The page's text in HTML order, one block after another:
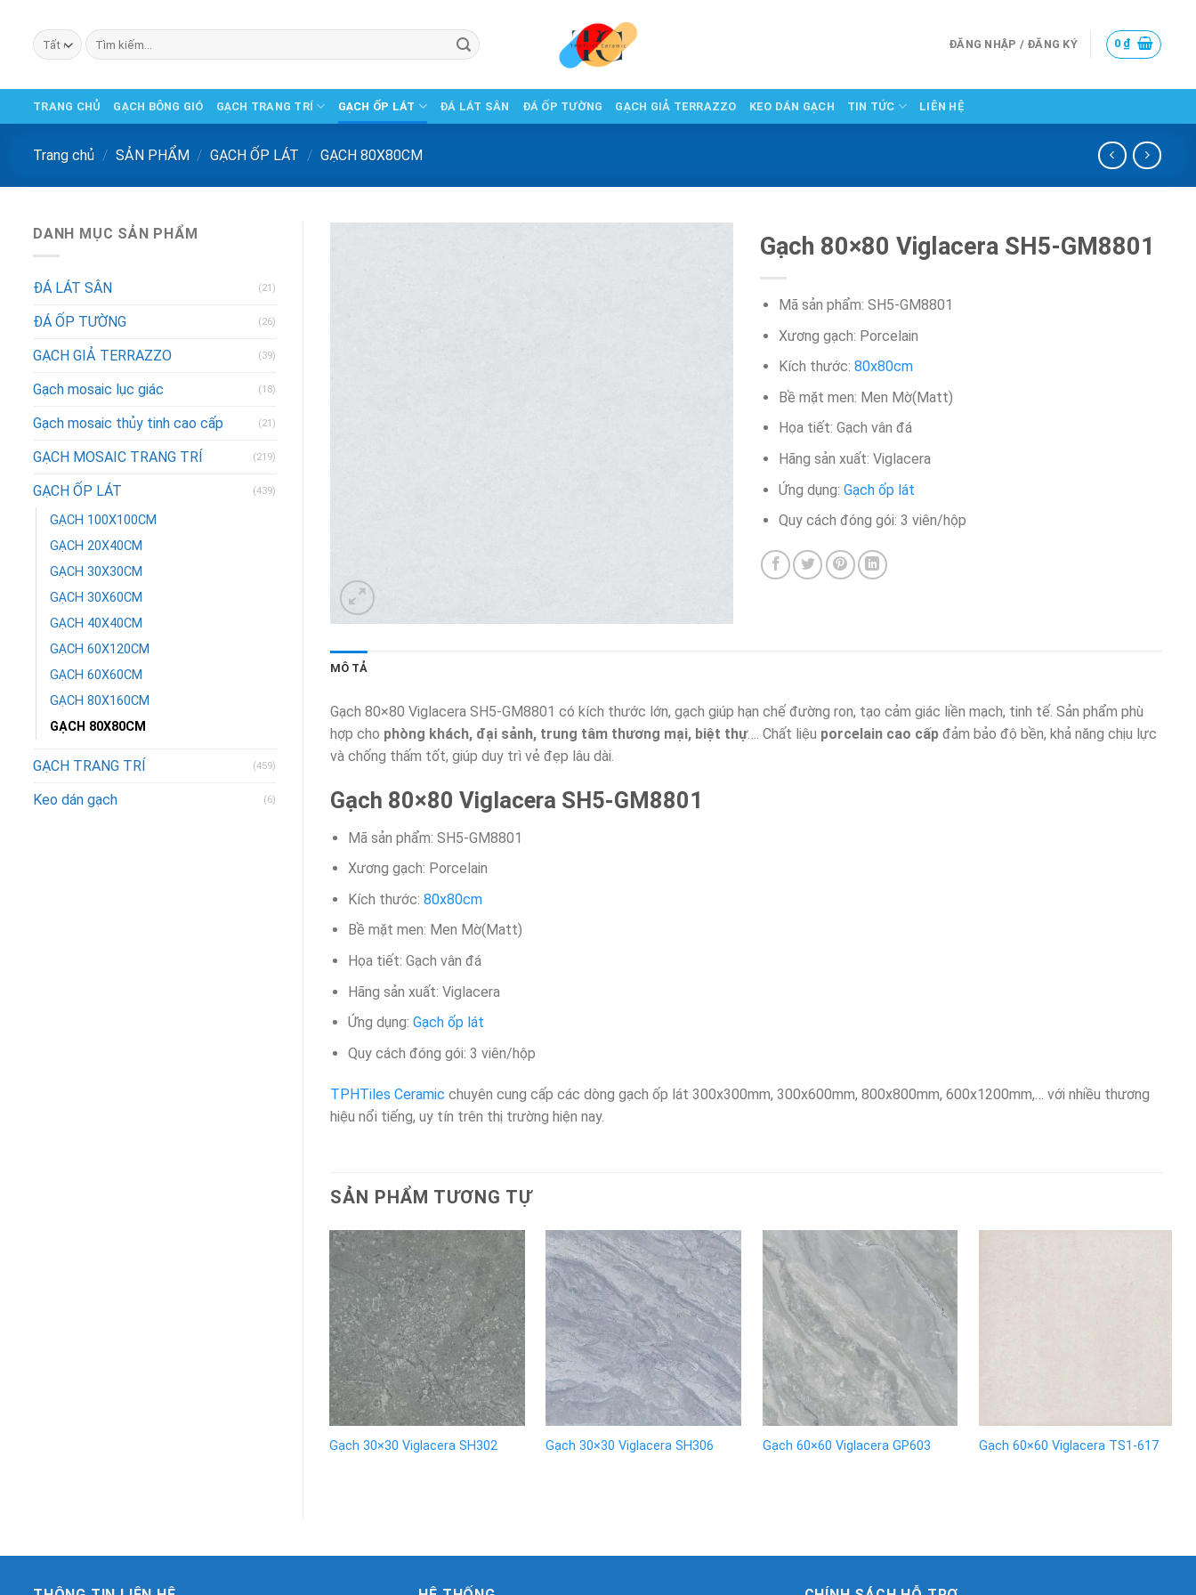
Tìm
kiếm:
ĐĂNG NHẬP / ĐĂNG KÝ 0 ₫
TRANG CHỦ GẠCH BÔNG GIÓ GẠCH TRANG TRÍ GẠCH ỐP LÁT ĐÁ LÁT SÂN ĐÁ ỐP TƯỜNG GẠCH GIẢ TERRAZZO KEO DÁN GẠCH TIN TỨC LIÊN HỆ
Trang chủ / SẢN PHẨM / GẠCH ỐP LÁT / GẠCH 80X80CM
DANH MỤC SẢN PHẨM
ĐÁ LÁT SÂN (21)
ĐÁ ỐP TƯỜNG (26)
GẠCH GIẢ TERRAZZO (39)
Gạch mosaic lục giác (18)
Gạch mosaic thủy tinh cao cấp (21)
GẠCH MOSAIC TRANG TRÍ (219)
GẠCH ỐP LÁT (439)
GẠCH 100X100CM
GẠCH 20X40CM
GẠCH 30X30CM
GẠCH 30X60CM
GẠCH 40X40CM
GẠCH 60X120CM
GẠCH 60X60CM
GẠCH 80X160CM
GẠCH 80X80CM
GẠCH TRANG TRÍ (459)
Keo dán gạch (6)
Gạch 80×80 Viglacera SH5-GM8801
Mã sản phẩm: SH5-GM8801
Xương gạch: Porcelain
Kích thước: 80x80cm
Bề mặt men: Men Mờ(Matt)
Họa tiết: Gạch vân đá
Hãng sản xuất: Viglacera
Ứng dụng: Gạch ốp lát
Quy cách đóng gói: 3 viên/hộp​
MÔ TẢ
Gạch 80×80 Viglacera SH5-GM8801 có kích thước lớn, gạch giúp hạn chế đường ron, tạo cảm giác liền mạch, tinh tế. Sản phẩm phù
hợp cho phòng khách, đại sảnh, trung tâm thương mại, biệt thự…. Chất liệu porcelain cao cấpđảm bảo độ bền, khả năng chịu lực
và chống thấm tốt, giúp duy trì vẻ đẹp lâu dài.
Gạch 80×80 Viglacera SH5-GM8801
Mã sản phẩm: SH5-GM8801
Xương gạch: Porcelain
Kích thước:80x80cm
Bề mặt men: Men Mờ(Matt)
Họa tiết: Gạch vân đá
Hãng sản xuất: Viglacera
Ứng dụng:Gạch ốp lát
Quy cách đóng gói: 3 viên/hộp​
TPHTiles Ceramic chuyên cung cấp các dòng gạch ốp lát 300x300mm, 300x600mm, 800x800mm, 600x1200mm,… với nhiều thương
hiệu nổi tiếng, uy tín trên thị trường hiện nay.
SẢN PHẨM TƯƠNG TỰ
Gạch 30×30 Viglacera SH302 Gạch 30×30 Viglacera SH306 Gạch 60×60 Viglacera GP603 Gạch 60×60 Viglacera TS1-617